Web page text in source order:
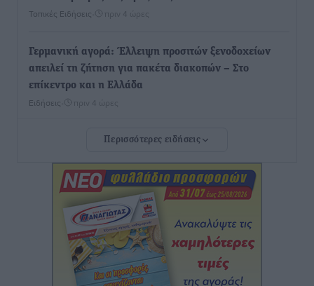
Τοπικές Ειδήσεις πριν 4 ώρες
Γερμανική αγορά: Έλλειψη προσιτών ξενοδοχείων
απειλεί τη ζήτηση για πακέτα διακοπών – Στο
επίκεντρο και η Ελλάδα
Ειδήσεις πριν 4 ώρες
Νέο ξενοδοχείο στη Ρόδο για την H Hotels –
στην Κω
Τοπικές Ειδήσεις• πριν 4 ώρες
Αυτοκίνητο μπήκε παράνομα σε μονόδρομο στο
Μαστιχάρι – Αναποδογύρισε όχημα με μητέρα και
5χρονο παιδί
Τοπικές Ειδήσεις • πριν 5 ώρες
Περισσότερες ειδήσεις